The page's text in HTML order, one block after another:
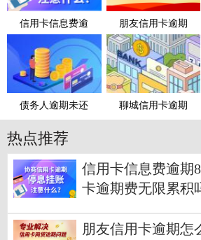
信用卡信息费逾 朋友信用卡逾期
债务人逾期未还 聊城信用卡逾期
热点推荐
信用卡信息费逾期
卡逾期费无限累积
朋友信用卡逾期怎